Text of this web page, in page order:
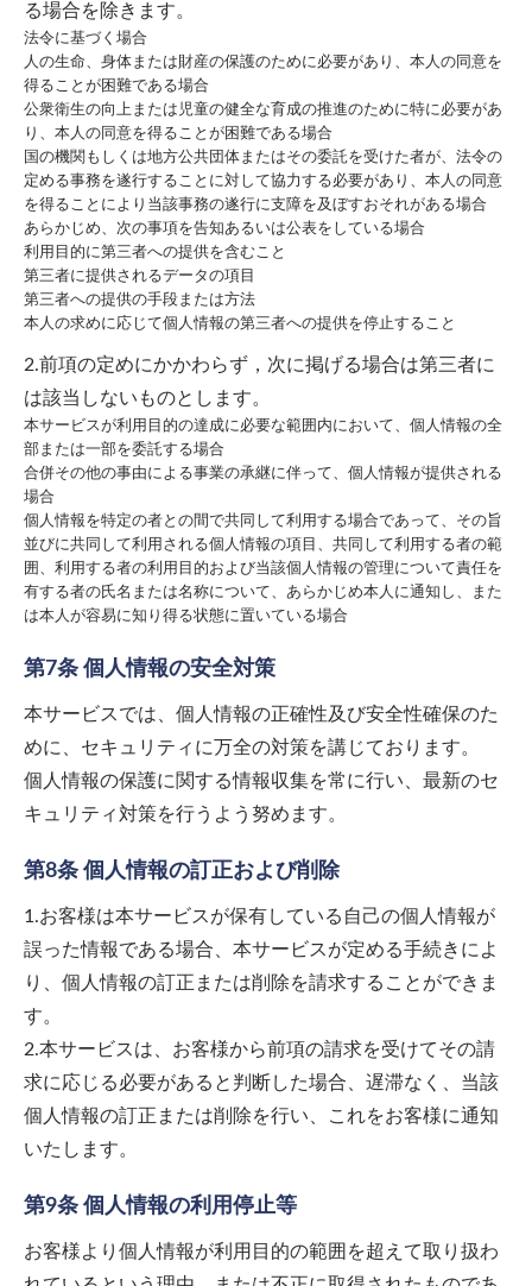
る場合を除きます。
法令に基づく場合
人の生命、身体または財産の保護のために必要があり、本人の同意を
得ることが困難である場合
公衆衛生の向上または児童の健全な育成の推進のために特に必要があ
り、本人の同意を得ることが困難である場合
国の機関もしくは地方公共団体またはその委託を受けた者が、法令の
定める事務を遂行することに対して協力する必要があり、本人の同意
を得ることにより当該事務の遂行に支障を及ぼすおそれがある場合
あらかじめ、次の事項を告知あるいは公表をしている場合
利用目的に第三者への提供を含むこと
第三者に提供されるデータの項目
第三者への提供の手段または方法
本人の求めに応じて個人情報の第三者への提供を停止すること
2.前項の定めにかかわらず，次に掲げる場合は第三者に
は該当しないものとします。
本サービスが利用目的の達成に必要な範囲内において、個人情報の全
部または一部を委託する場合
合併その他の事由による事業の承継に伴って、個人情報が提供される
場合
個人情報を特定の者との間で共同して利用する場合であって、その旨
並びに共同して利用される個人情報の項目、共同して利用する者の範
囲、利用する者の利用目的および当該個人情報の管理について責任を
有する者の氏名または名称について、あらかじめ本人に通知し、また
は本人が容易に知り得る状態に置いている場合
第7条 個人情報の安全対策
本サービスでは、個人情報の正確性及び安全性確保のた
めに、セキュリティに万全の対策を講じております。
個人情報の保護に関する情報収集を常に行い、最新のセ
キュリティ対策を行うよう努めます。
第8条 個人情報の訂正および削除
1.お客様は本サービスが保有している自己の個人情報が
誤った情報である場合、本サービスが定める手続きによ
り、個人情報の訂正または削除を請求することができま
す。
2.本サービスは、お客様から前項の請求を受けてその請
求に応じる必要があると判断した場合、遅滞なく、当該
個人情報の訂正または削除を行い、これをお客様に通知
いたします。
第9条 個人情報の利用停止等
お客様より個人情報が利用目的の範囲を超えて取り扱わ